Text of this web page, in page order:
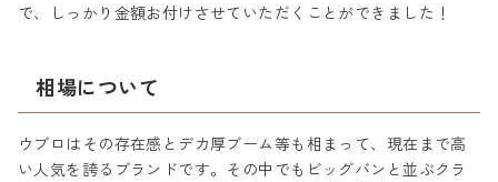
で、しっかり金額お付けさせていただくことができました！
相場について
ウブロはその存在感とデカ厚ブーム等も相まって、現在まで高
い人気を誇るブランドです。その中でもビッグバンと並ぶクラ